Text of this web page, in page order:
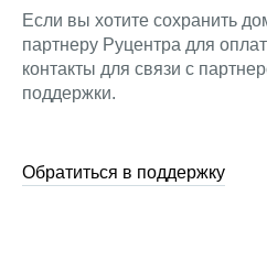
Если вы хотите сохранить
партнеру Руцентра для
контакты для связи с
поддержки.
Обратиться в поддержку